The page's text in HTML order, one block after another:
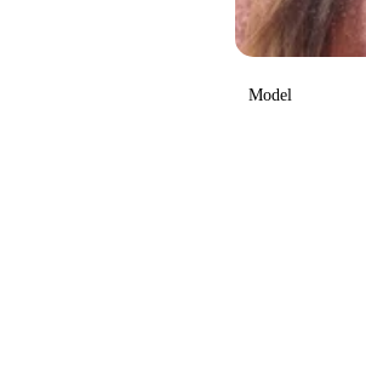
Model